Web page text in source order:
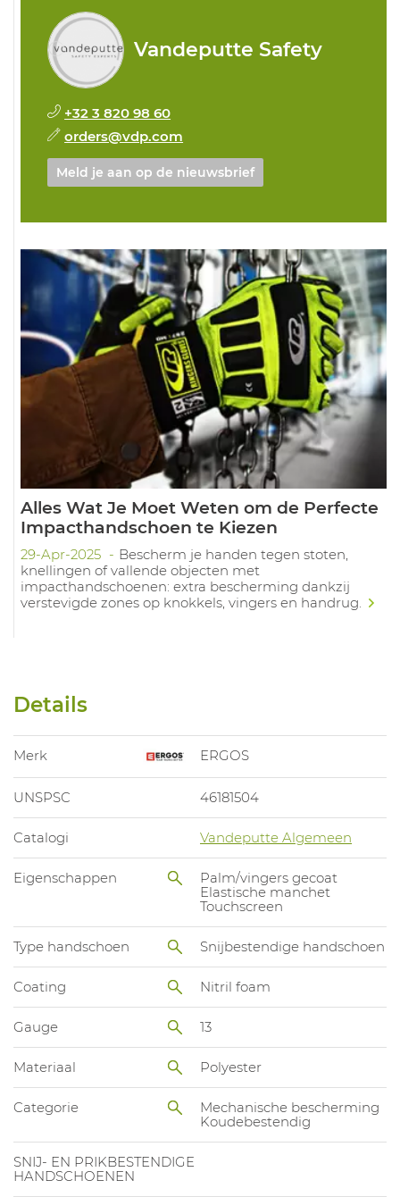
Vandeputte Safety
+32 3 820 98 60
orders@vdp.com
Meld je aan op de nieuwsbrief
Alles Wat Je Moet Weten om de Perfecte
Impacthandschoen te Kiezen
29-Apr-2025
Bescherm je handen tegen stoten,
knellingen of vallende objecten met
impacthandschoenen: extra bescherming dankzij
verstevigde zones op knokkels, vingers en handrug.
Details
Merk ERGOS
UNSPSC 46181504
Catalogi Vandeputte Algemeen
Eigenschappen
Palm/vingers gecoat
Elastische manchet
Touchscreen
Type handschoen Snijbestendige handschoen
Coating Nitril foam
Gauge 13
Materiaal Polyester
Categorie
Mechanische bescherming
Koudebestendig
SNIJ- EN PRIKBESTENDIGE
HANDSCHOENEN